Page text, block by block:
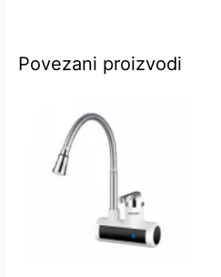
Povezani proizvodi